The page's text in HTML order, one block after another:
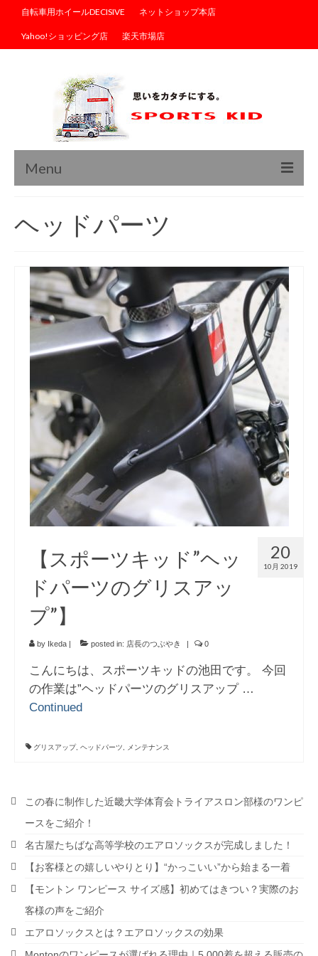
自転車用ホイールDECISIVE ネットショップ本店
Yahoo!ショッピング店 楽天市場店
Menu
ブログ
商品情報
サイクルウェア
お知らせ
イベント/出店情報
お問い合わせ
オーダージャージ
スポーツキッド ホーム
ヘッドパーツ
20
10月 2019
【スポーツキッド”ヘッ
ドパーツのグリスアッ
プ”】
by Ikeda | posted in: 店長のつぶやき | 0
こんにちは、スポーツキッドの池田です。 今回
の作業は”ヘッドパーツのグリスアップ …
Continued
グリスアップ, ヘッドパーツ メンテナンス
この春に制作した近畿大学体育会トライアスロン部様のワンピ
ースをご紹介！
名古屋たちばな高等学校のエアロソックスが完成しました！
【お客様との嬉しいやりとり】“かっこいい”から始まる一着
【モントン ワンピース サイズ感】初めてはきつい？実際のお
客様の声をご紹介
エアロソックスとは？エアロソックスの効果